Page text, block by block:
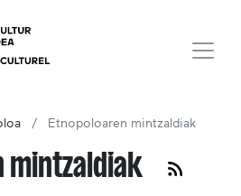
Etnopoloaren mintzaldiak
mintzaldiak